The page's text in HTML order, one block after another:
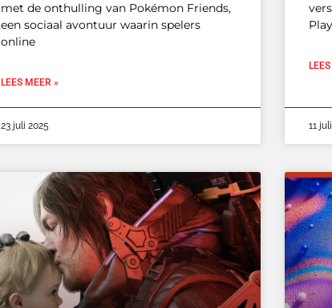
met de onthulling van Pokémon Friends,
een sociaal avontuur waarin spelers
online
LEES MEER »
23 juli 2025 11